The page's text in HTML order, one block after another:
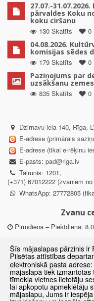
27.07.-
pārvaldes Koku
koku ciršanu
130 Skatīts
0
04.08.2026.
komisijas sēdes
179 Skatīts
0
Paziņojums par
uzsākšanu
835 Skatīts
0
Dzirnavu iela 140, Rīga,
E-adrese (primārais
E-adrese (tikai e-rēķinu
E-pasts: pad@riga.lv
Tālrunis: 1201,
(+371) 67012222 (zvaniem
WhatsApp: 27772805
Zvanu
Pirmdiena – Piektdiena:
Pirmdiena, Ceturtdiena:
Otrdiena, Trešdiena: 8.30
Piektdiena: 8.30 – 15.00
Klātienes konsultācijas
Šīs mājaslapas pārzinis ir
Pilsētas attīstības
elektroniskā pasta adrese:
mājaslapā tiek
tīmekļa vietnes lietotāju
lai apkopotu apmeklētāju
mājaslapu, Jums ir